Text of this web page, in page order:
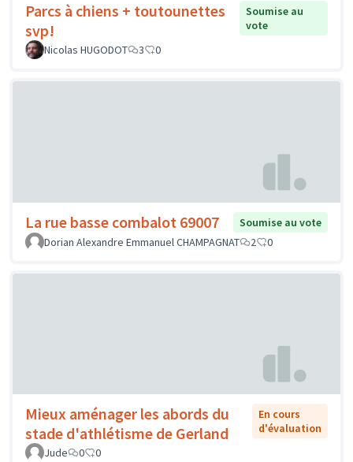
Parcs à chiens + toutounettes
svp!
Soumise au
vote
Nicolas HUGODOT
3 0
La rue basse combalot 69007
Soumise au vote
Dorian Alexandre Emmanuel CHAMPAGNAT
2 0
Mieux aménager les abords du
stade d'athlétisme de Gerland
En cours
d'évaluation
Jude
0 0